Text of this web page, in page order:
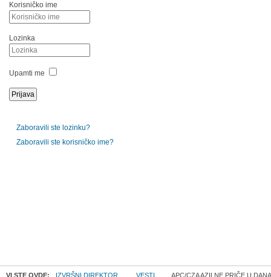
Korisničko ime
Lozinka
Upamti me
Zaboravili ste lozinku?
Zaboravili ste korisničko ime?
VI STE OVDE: IZVRŠNI DIREKTOR VESTI APC/CZA AZILNE PRIČE U